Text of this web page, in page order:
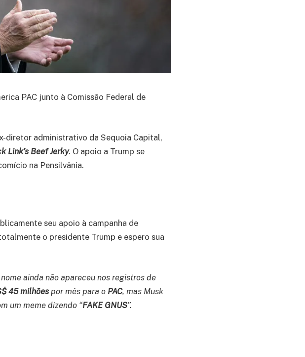
PAC junto à Comissão Federal de
diretor administrativo da Sequoia Capital,
Link’s Beef Jerky. O apoio a Trump se
na Pensilvânia.
seu apoio à campanha de
o presidente Trump e espero sua
nome ainda não apareceu nos registros de
45 milhõespor mês para o PAC, mas Musk
um meme dizendo “FAKE GNUS”.